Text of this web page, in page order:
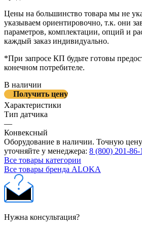
Цены на большинство товара мы не
указываем ориентировочно, т.к. они
параметров, комплектации, опций и
каждый заказ индивидуально.
*При запросе КП будьте готовы
конечном потребителе.
В наличии
Получить цену
Характеристики
Тип датчика
—
Конвексный
Оборудование в наличии. Точную
уточняйте у менеджера: 8 (800) 201-86-
Все товары категории
Все товары бренда ALOKA
Нужна консультация?